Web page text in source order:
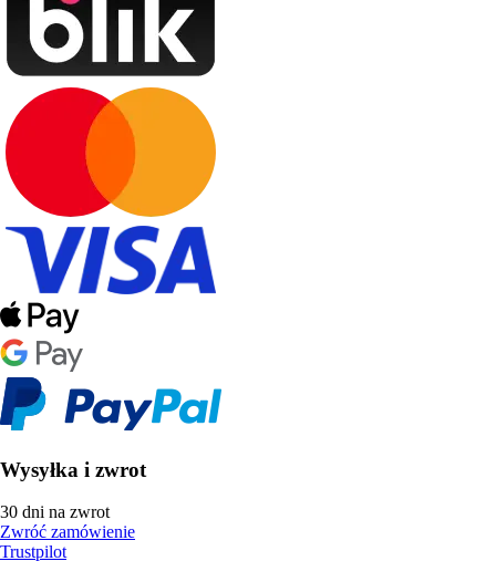
Wysyłka i zwrot
30 dni na zwrot
Zwróć zamówienie
Trustpilot